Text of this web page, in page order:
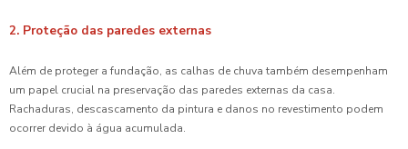
2. Proteção das paredes externas
Além de proteger a fundação, as calhas de chuva também desempenham
um papel crucial na preservação das paredes externas da casa.
Rachaduras, descascamento da pintura e danos no revestimento podem
ocorrer devido à água acumulada.